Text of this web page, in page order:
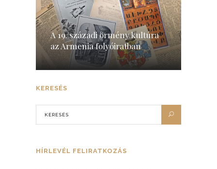
A 19. századi örmény kultúra
az Armenia folyóiratban
KERESÉS
HÍRLEVÉL FELIRATKOZÁS